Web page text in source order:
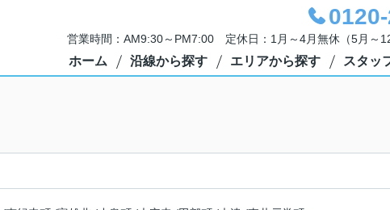
営業時間：AM9:30～PM7:00 定休日：1月～4月無休（5月～12
ホーム 沿線から探す エリアから探す スタッ